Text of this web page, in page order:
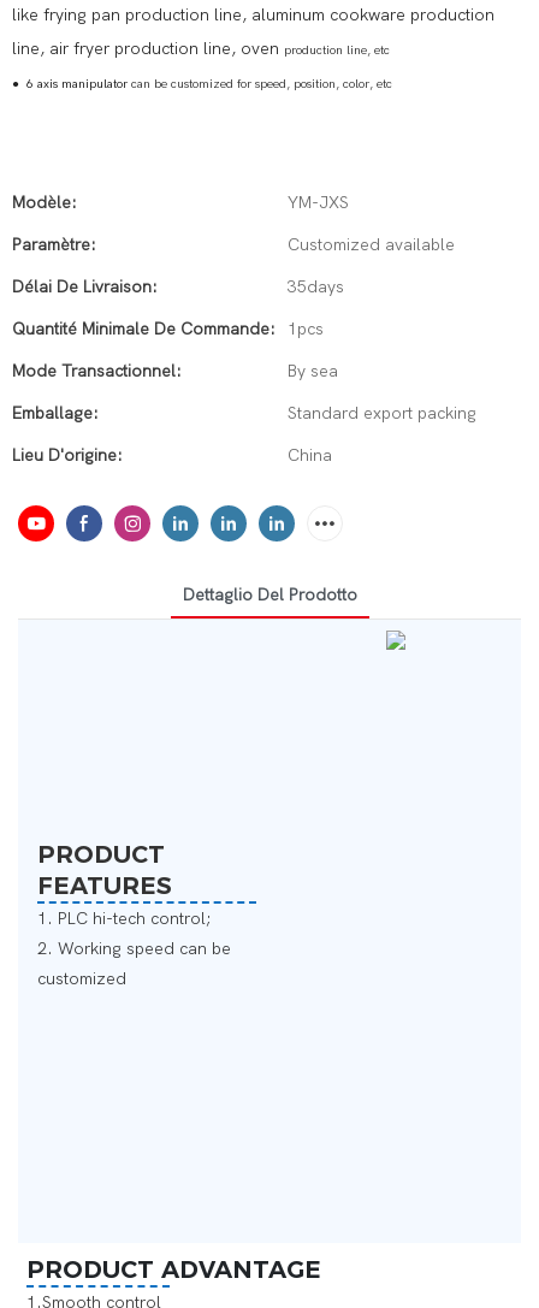
like frying pan production line, aluminum cookware production
line, air fryer production line, oven production line, etc
● 6 axis manipulator can be customized for speed, position, color, etc
Modèle: YM-JXS
Paramètre: Customized available
Délai De Livraison: 35days
Quantité Minimale De Commande: 1pcs
Mode Transactionnel: By sea
Emballage: Standard export packing
Lieu D'origine: China
Dettaglio Del Prodotto
PRODUCT
FEATURES
1. PLC hi-tech control;
2. Working speed can be
customized
PRODUCT ADVANTAGE
1.Smooth control